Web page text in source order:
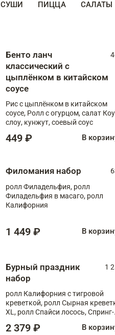
СУШИ ПИЦЦА САЛАТЫ
Бенто ланч
классический с
цыплёнком в китайском
соусе
Рис с цыплёнком в китайском
соусе, Ролл с огурцом, салат
слоу, кунжут, соевый соус
449 ₽ В
Филомания набор
ролл Филадельфия, ролл
Филадельфия в масаго, ролл
Калифорния
1 449 ₽ В
Бурный праздник
набор
1
ролл Калифорния с тигровой
креветкой, ролл Сырная
XL, ролл Спайси лосось, Спринг-
Медовая креветка
2 379 ₽ В